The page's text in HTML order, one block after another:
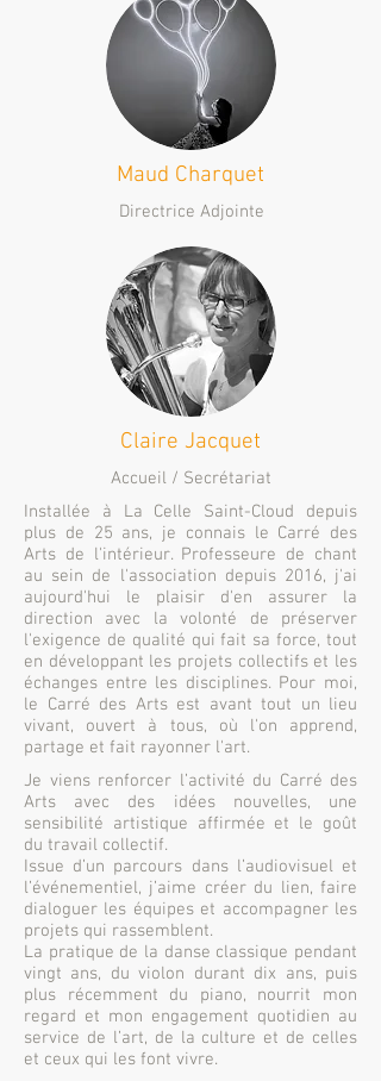
Maud Charquet
Directrice Adjointe
Claire Jacquet
Accueil / Secrétariat
Installée à La Celle Saint-Cloud depuis
plus de 25 ans, je connais le Carré des
Arts de l'intérieur. Professeure de chant
au sein de l'association depuis 2016, j'ai
aujourd'hui le plaisir d'en assurer la
direction avec la volonté de préserver
l'exigence de qualité qui fait sa force, tout
en développant les projets collectifs et les
échanges entre les disciplines. Pour moi,
le Carré des Arts est avant tout un lieu
vivant, ouvert à tous, où l'on apprend,
partage et fait rayonner l'art.
Je viens renforcer l’activité du Carré des
Arts avec des idées nouvelles, une
sensibilité artistique affirmée et le goût
du travail collectif.
Issue d’un parcours dans l’audiovisuel et
l’événementiel, j’aime créer du lien, faire
dialoguer les équipes et accompagner les
projets qui rassemblent.
La pratique de la danse classique pendant
vingt ans, du violon durant dix ans, puis
plus récemment du piano, nourrit mon
regard et mon engagement quotidien au
service de l’art, de la culture et de celles
et ceux qui les font vivre.